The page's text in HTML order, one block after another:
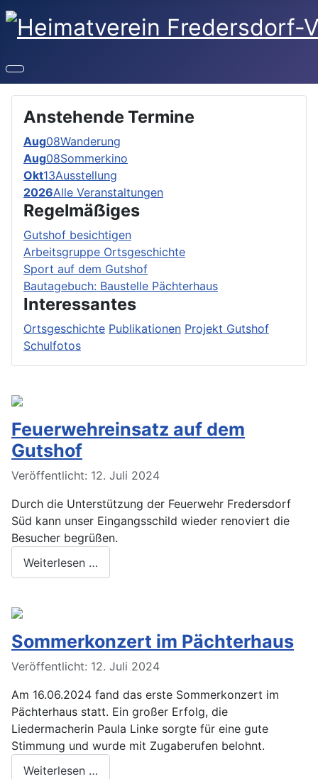
Anstehende Termine
Aug08Wanderung
Aug08Sommerkino
Okt13Ausstellung
2026Alle Veranstaltungen
Regelmäẞiges
Gutshof besichtigen
Arbeitsgruppe Ortsgeschichte
Sport auf dem Gutshof
Bautagebuch: Baustelle Pächterhaus
Interessantes
Ortsgeschichte Publikationen Projekt Gutshof
Schulfotos
Feuerwehreinsatz auf dem
Gutshof
Veröffentlicht: 12. Juli 2024
Durch die Unterstützung der Feuerwehr Fredersdorf
Süd kann unser Eingangsschild wieder renoviert die
Besucher begrüßen.
Weiterlesen …
Sommerkonzert im Pächterhaus
Veröffentlicht: 12. Juli 2024
Am 16.06.2024 fand das erste Sommerkonzert im
Pächterhaus statt. Ein großer Erfolg, die
Liedermacherin Paula Linke sorgte für eine gute
Stimmung und wurde mit Zugaberufen belohnt.
Weiterlesen …